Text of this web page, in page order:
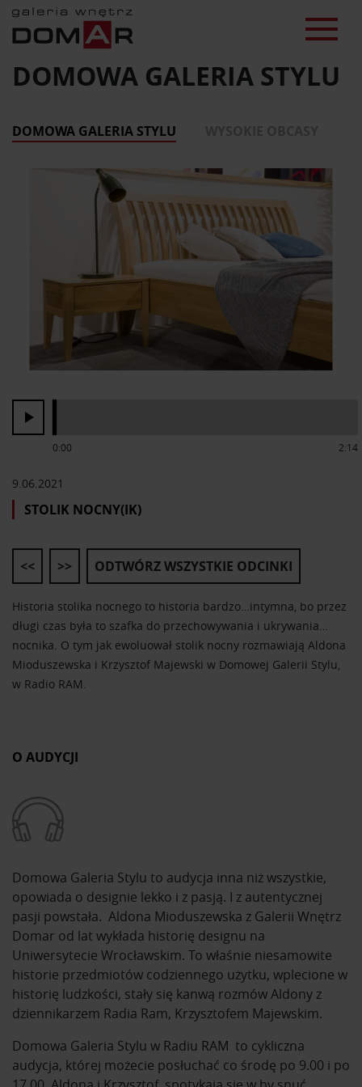
DOMOWA GALERIA STYLU
DOMOWA GALERIA STYLU
9.06.2021
STOLIK NOCNY(IK)
Historia stolika nocnego to historia bardzo…intymna, bo przez
długi czas była to szafka do przechowywania i ukrywania…
nocnika. O tym jak ewoluował stolik nocny rozmawiają Aldona
Mioduszewska i Krzysztof Majewski w Domowej Galerii Stylu,
w Radio RAM.
0:00 2:14
<< >> ODTWÓRZ WSZYSTKIE ODCINKI
O AUDYCJI
Domowa Galeria Stylu to audycja inna niż wszystkie,
opowiada o designie lekko i z pasją. I z autentycznej
pasji powstała. Aldona Mioduszewska z Galerii Wnętrz
Domar od lat wykłada historię designu na
Uniwersytecie Wrocławskim. To właśnie niesamowite
historie przedmiotów codziennego użytku, wplecione w
historię ludzkości, stały się kanwą rozmów Aldony z
dziennikarzem Radia Ram, Krzysztofem Majewskim.
Domowa Galeria Stylu w Radiu RAM to cykliczna
audycja, której możecie posłuchać co środę po 9.00 i po